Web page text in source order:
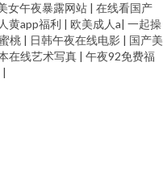
女午夜暴露网站 | 在线看国产
黄app福利 | 欧美成人a| 一起操
桃 | 日韩午夜在线电影 | 国产美
在线艺术写真 | 午夜92免费福
|